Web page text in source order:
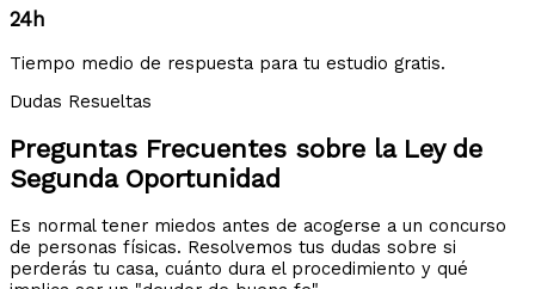
24h
Tiempo medio de respuesta para tu estudio gratis.
Dudas Resueltas
Preguntas Frecuentes sobre la Ley de
Segunda Oportunidad
Es normal tener miedos antes de acogerse a un concurso
de personas físicas. Resolvemos tus dudas sobre si
perderás tu casa, cuánto dura el procedimiento y qué